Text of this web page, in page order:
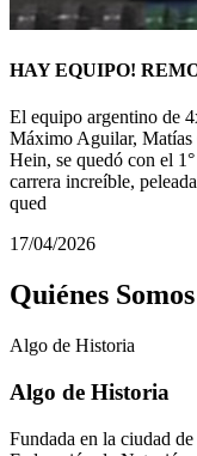
HAY EQUIPO!
El equipo argentino de
Máximo Aguilar,
Hein, se quedó con el
carrera increíble,
qued
17/04/2026
Quiénes Somos
Algo de Historia
Algo de Historia
Fundada en la ciudad